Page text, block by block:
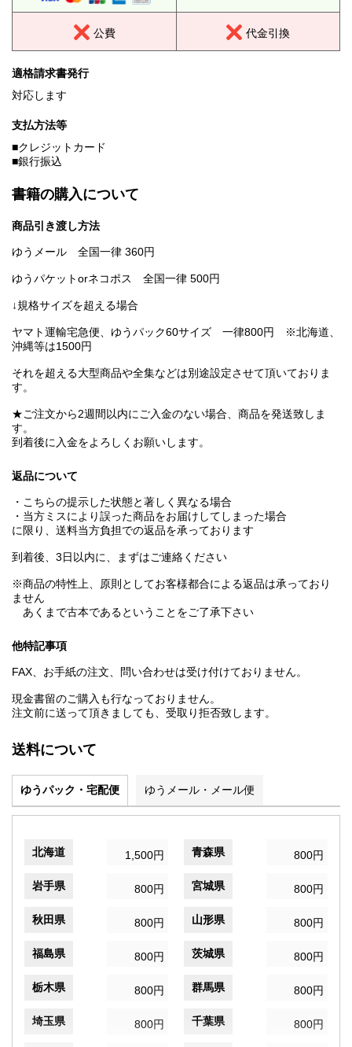
公費 代金引換
適格請求書発行
対応します
支払方法等
■クレジットカード
■銀行振込
書籍の購入について
商品引き渡し方法
ゆうメール 全国一律 360円
ゆうパケットorネコポス 全国一律 500円
↓規格サイズを超える場合
ヤマト運輸宅急便、ゆうパック60サイズ 一律800円 ※北海道、
沖縄等は1500円
それを超える大型商品や全集などは別途設定させて頂いておりま
す。
★ご注文から2週間以内にご入金のない場合、商品を発送致しま
す。
到着後に入金をよろしくお願いします。
返品について
・こちらの提示した状態と著しく異なる場合
・当方ミスにより誤った商品をお届けしてしまった場合
に限り、送料当方負担での返品を承っております
到着後、3日以内に、まずはご連絡ください
※商品の特性上、原則としてお客様都合による返品は承っており
ません
あくまで古本であるということをご了承下さい
他特記事項
FAX、お手紙の注文、問い合わせは受け付けておりません。
現金書留のご購入も行なっておりません。
注文前に送って頂きましても、受取り拒否致します。
送料について
ゆうパック・宅配便 ゆうメール・メール便
北海道 1,500円 青森県 800円
岩手県 800円 宮城県 800円
秋田県 800円 山形県 800円
福島県 800円 茨城県 800円
栃木県 800円 群馬県 800円
埼玉県 800円 千葉県 800円